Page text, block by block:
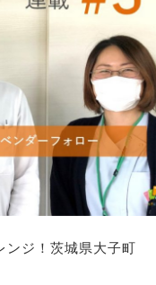
ンジ！茨城県大子町